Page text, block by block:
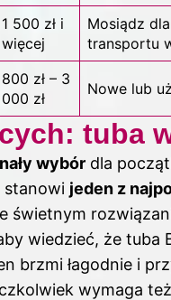
1 500 zł i
więcej
Mosiądz
transportu
800 zł – 3
000 zł
Nowe lub
tuba
wybór dla
stanowi jeden z
świetnym
wiedzieć, że tuba
brzmi łagodnie i
wymaga